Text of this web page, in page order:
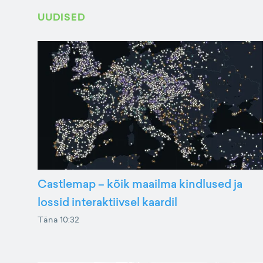
UUDISED
Castlemap – kõik maailma kindlused ja
lossid interaktiivsel kaardil
Täna 10:32